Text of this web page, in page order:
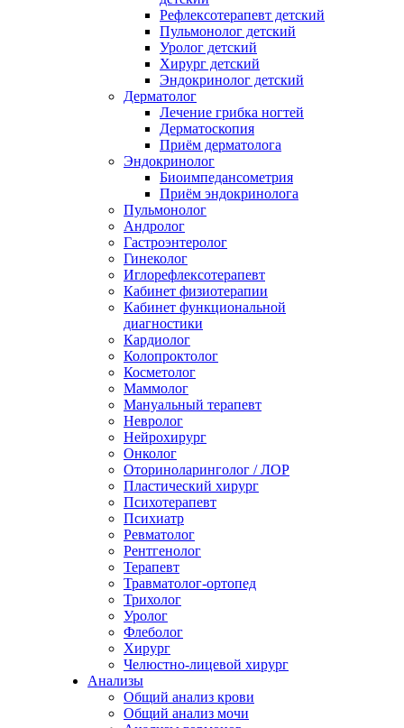
Рефлексотерапевт детский
Пульмонолог детский
Уролог детский
Хирург детский
Эндокринолог детский
Дерматолог
Лечение грибка ногтей
Дерматоскопия
Приём дерматолога
Эндокринолог
Биоимпедансометрия
Приём эндокринолога
Пульмонолог
Андролог
Гастроэнтеролог
Гинеколог
Иглорефлексотерапевт
Кабинет физиотерапии
Кабинет функциональной
диагностики
Кардиолог
Колопроктолог
Косметолог
Маммолог
Мануальный терапевт
Невролог
Нейрохирург
Онколог
Оториноларинголог / ЛОР
Пластический хирург
Психотерапевт
Психиатр
Ревматолог
Рентгенолог
Терапевт
Травматолог-ортопед
Трихолог
Уролог
Флеболог
Хирург
Челюстно-лицевой хирург
Анализы
Общий анализ крови
Общий анализ мочи